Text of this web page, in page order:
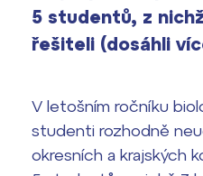
Výsledky 1. kola
2026/2027
Europass
vyhledávání
Office 365
5 studentů, z
řešiteli (dosáhli
V letošním ročníku
studenti rozhodně
okresních a krajských